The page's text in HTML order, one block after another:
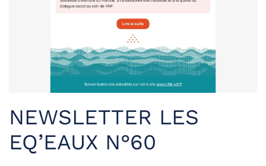
NEWSLETTER LES
EQ’EAUX N°60